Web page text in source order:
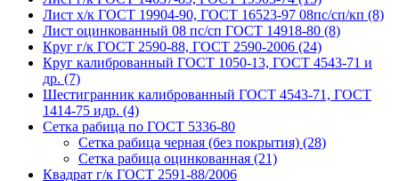
Лист х/к ГОСТ 19904-90, ГОСТ 16523-97 08пс/сп/кп (8)
Лист оцинкованный 08 пс/сп ГОСТ 14918-80 (8)
Круг г/к ГОСТ 2590-88, ГОСТ 2590-2006 (24)
Круг калиброванный ГОСТ 1050-13, ГОСТ 4543-71 и
др. (7)
Шестигранник калиброванный ГОСТ 4543-71, ГОСТ
1414-75 идр. (4)
Сетка рабица по ГОСТ 5336-80
Сетка рабица черная (без покрытия) (28)
Сетка рабица оцинкованная (21)
Квадрат г/к ГОСТ 2591-88/2006